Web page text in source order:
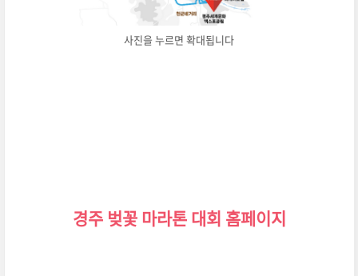
사진을 누르면 확대됩니다
경주 벚꽃 마라톤 대회 홈페이지